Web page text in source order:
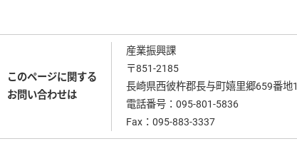
このページに関する
お問い合わせは
産業振興課
〒851-2185
長崎県西彼杵郡長与町嬉里郷659番地1
電話番号： 095-801-5836
Fax：095-883-3337